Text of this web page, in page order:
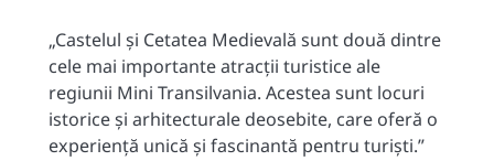
„Castelul și Cetatea Medievală sunt două dintre
cele mai importante atracții turistice ale
regiunii Mini Transilvania. Acestea sunt locuri
istorice și arhitecturale deosebite, care oferă o
experiență unică și fascinantă pentru turiști.”